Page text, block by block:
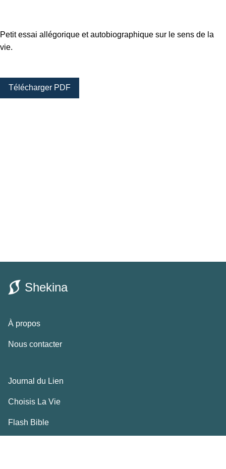
Petit essai allégorique et autobiographique sur le sens de la
vie.
Télécharger PDF
Shekina
À propos
Nous contacter
Journal du Lien
Choisis La Vie
Flash Bible